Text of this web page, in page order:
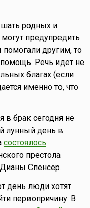
родных и
предупредить
другим, то
помощь. Речь идет не
благах (если
именно то, что
в брак сегодня не
лунный день в
состоялось
престола
Спенсер.
день люди хотят
первопричину. В